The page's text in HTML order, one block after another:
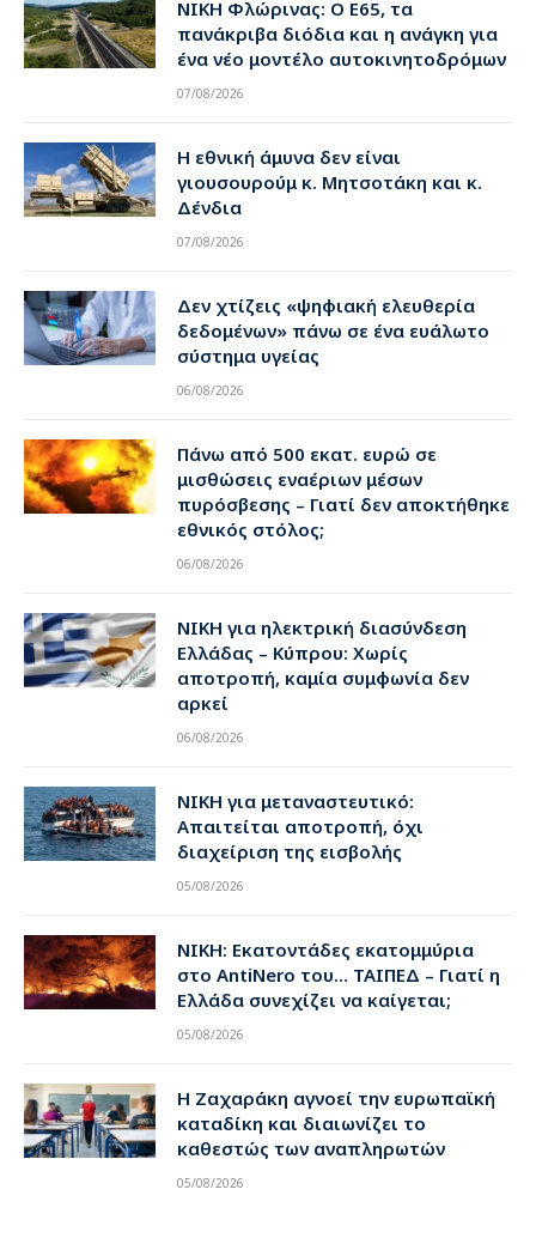
ΝΙΚΗ Φλώρινας: Ο Ε65, τα
πανάκριβα διόδια και η ανάγκη για
ένα νέο μοντέλο αυτοκινητοδρόμων
07/08/2026
Η εθνική άμυνα δεν είναι
γιουσουρούμ κ. Μητσοτάκη και κ.
Δένδια
07/08/2026
Δεν χτίζεις «ψηφιακή ελευθερία
δεδομένων» πάνω σε ένα ευάλωτο
σύστημα υγείας
06/08/2026
Πάνω από 500 εκατ. ευρώ σε
μισθώσεις εναέριων μέσων
πυρόσβεσης – Γιατί δεν αποκτήθηκε
εθνικός στόλος;
06/08/2026
ΝΙΚΗ για ηλεκτρική διασύνδεση
Ελλάδας – Κύπρου: Χωρίς
αποτροπή, καμία συμφωνία δεν
αρκεί
06/08/2026
ΝΙΚΗ για μεταναστευτικό:
Απαιτείται αποτροπή, όχι
διαχείριση της εισβολής
05/08/2026
ΝΙΚΗ: Εκατοντάδες εκατομμύρια
στο AntiNero του… ΤΑΙΠΕΔ – Γιατί η
Ελλάδα συνεχίζει να καίγεται;
05/08/2026
Η Ζαχαράκη αγνοεί την ευρωπαϊκή
καταδίκη και διαιωνίζει το
καθεστώς των αναπληρωτών
05/08/2026